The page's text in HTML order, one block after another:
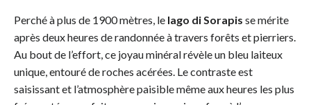
Perché à plus de 1900 mètres, le lago di Sorapis se mérite
après deux heures de randonnée à travers forêts et pierriers.
Au bout de l’effort, ce joyau minéral révèle un bleu laiteux
unique, entouré de roches acérées. Le contraste est
saisissant et l’atmosphère paisible même aux heures les plus